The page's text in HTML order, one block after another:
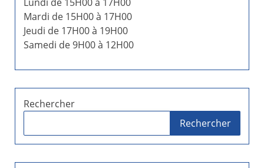
Mardi de 15H00 à 17H00
Jeudi de 17H00 à 19H00
Samedi de 9H00 à 12H00
Rechercher
Rechercher